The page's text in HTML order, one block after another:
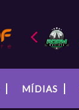
MÍDIAS